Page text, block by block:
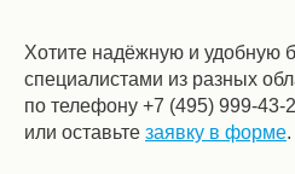
Хотите надёжную и удобную
специалистами из разных
по телефону +7 (495) 999-43-
или оставьте заявку в форме.